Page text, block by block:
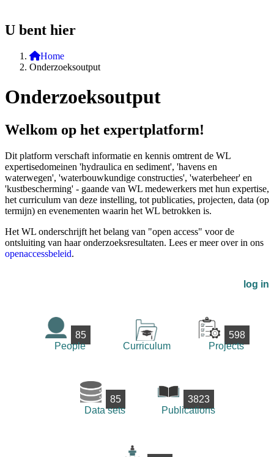
U bent hier
Home
Onderzoeksoutput
Onderzoeksoutput
Welkom op het expertplatform!
Dit platform verschaft informatie en kennis omtrent de WL
expertisedomeinen 'hydraulica en sediment', 'havens en
waterwegen', 'waterbouwkundige constructies', 'waterbeheer' en
'kustbescherming' - gaande van WL medewerkers met hun expertise,
het curriculum van deze instelling, tot publicaties, projecten, data (op
termijn) en evenementen waarin het WL betrokken is.
Het WL onderschrijft het belang van "open access" voor de
ontsluiting van haar onderzoeksresultaten. Lees er meer over in ons
openaccessbeleid.
log in
85
People
Curriculum
598
Projects
85
Data sets
3823
Publications